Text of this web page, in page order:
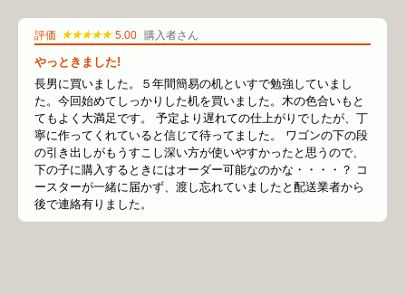
評価 ★★★★★ 5.00 購入者さん
やっときました!
長男に買いました。５年間簡易の机といすで勉強していまし
た。今回始めてしっかりした机を買いました。木の色合いもと
てもよく大満足です。 予定より遅れての仕上がりでしたが、丁
寧に作ってくれていると信じて待ってました。 ワゴンの下の段
の引き出しがもうすこし深い方が使いやすかったと思うので、
下の子に購入するときにはオーダー可能なのかな・・・・？ コ
ースターが一緒に届かず、渡し忘れていましたと配送業者から
後で連絡有りました。